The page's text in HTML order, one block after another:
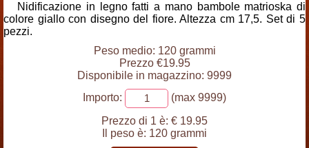
Nidificazione in legno fatti a mano bambole matrioska di
colore giallo con disegno del fiore. Altezza cm 17,5. Set di 5
pezzi.
Peso medio: 120 grammi
Prezzo €19.95
Disponibile in magazzino: 9999
Importo:
(max 9999)
Prezzo di 1 è: € 19.95
Il peso è: 120 grammi